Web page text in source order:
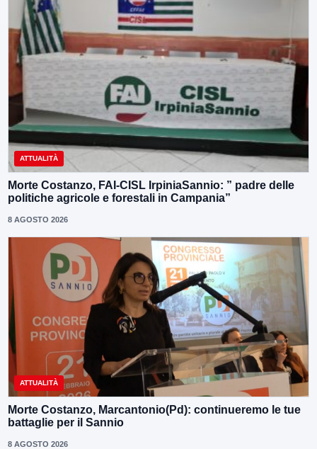
ATTUALITÀ
Morte Costanzo, FAI-CISL IrpiniaSannio: ” padre delle
politiche agricole e forestali in Campania”
8 AGOSTO 2026
ATTUALITÀ
Morte Costanzo, Marcantonio(Pd): continueremo le tue
battaglie per il Sannio
8 AGOSTO 2026